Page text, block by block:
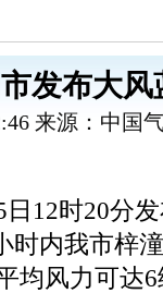
发布大
来源：中国
12时20分
时内我市梓
均风力可达